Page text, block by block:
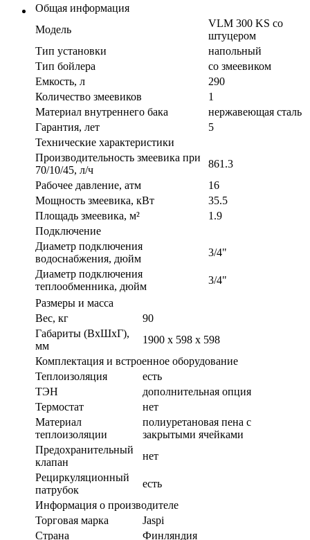
Общая информация
Модель
VLM 300 KS со
штуцером
Тип установки
напольный
Тип бойлера
со змеевиком
Емкость, л
290
Количество змеевиков
1
Материал внутреннего бака
нержавеющая сталь
Гарантия, лет
5
Технические характеристики
Производительность змеевика при
70/10/45, л/ч
861.3
Рабочее давление, атм
16
Мощность змеевика, кВт
35.5
Площадь змеевика, м²
1.9
Подключение
Диаметр подключения
водоснабжения, дюйм
3/4"
Диаметр подключения
теплообменника, дюйм
3/4"
Размеры и масса
Вес, кг
90
Габариты (ВxШxГ),
мм
1900 x 598 x 598
Комплектация и встроенное оборудование
Теплоизоляция
есть
ТЭН
дополнительная опция
Термостат
нет
Материал
теплоизоляции
полиуретановая пена с
закрытыми ячейками
Предохранительный
клапан
нет
Рециркуляционный
патрубок
есть
Информация о производителе
Торговая марка
Jaspi
Страна
Финляндия